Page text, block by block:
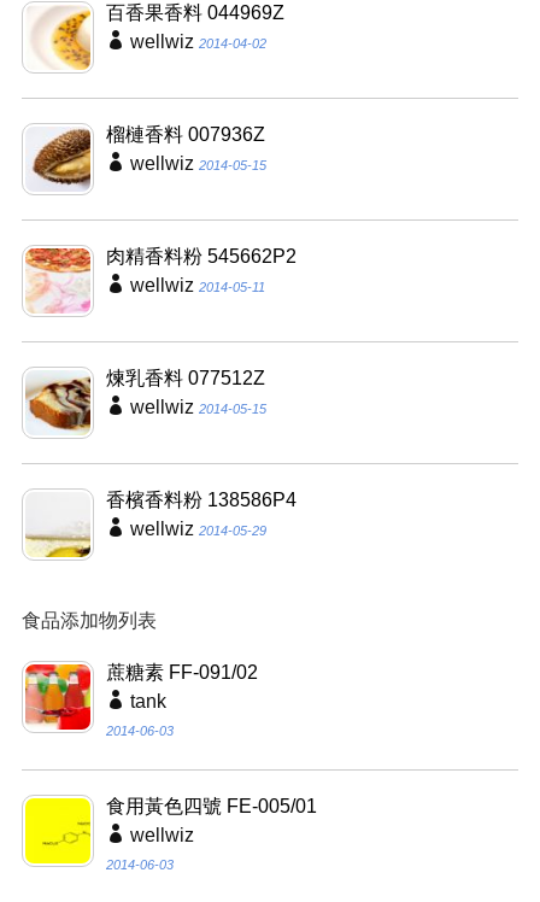
百香果香料 044969Z
wellwiz 2014-04-02
榴槤香料 007936Z
wellwiz 2014-05-15
肉精香料粉 545662P2
wellwiz 2014-05-11
煉乳香料 077512Z
wellwiz 2014-05-15
香檳香料粉 138586P4
wellwiz 2014-05-29
食品添加物列表
蔗糖素 FF-091/02
tank
2014-06-03
食用黃色四號 FE-005/01
wellwiz
2014-06-03